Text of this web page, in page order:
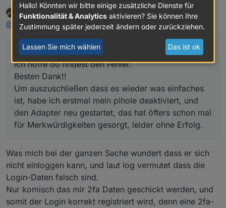
ich hab erst jetzt wieder den Adapter aktiviert, weil
ich mir die Tapo L900-5 installiert habe. Ich kann die
Leds auch schalten, aber die Meldungen machen
abgeschaltet. ich hoffe du findest den Fehler.
Offline
Walter Whiteschrieb am 10. Nov. 2023, 09:38
zuletzt editiert von Walter White 11. Okt. 2023, 10:47
@ christian-5said in Test Adapter TP-Link Tapo:
@ walter-white
ich hoffe du findest den Fehler.
Besten Dank!!
Um auszuschließen dass es wieder was einfaches
ist, habe ich erstmal mein pihole deaktiviert, und
den Adapter neu gestartet, das hat öfters schon mal
für Merkwürdigkeiten gesorgt, leider ohne Erfolg.
Was mich bei der ganzen Sache wundert dass er sich
nicht einloggen kann, und laut log vermutet dass die
Login-Daten falsch sind.
Nur komisch das mir 2fa Daten geschickt werden, und
somit der Login korrekt registriert wird, denn eine 2fa-
Hallo! Könnten wir bitte einige zusätzliche Dienste für
Funktionalität & Analytics aktivieren? Sie können Ihre
Zustimmung später jederzeit ändern oder zurückziehen.
Lassen Sie mich wählen Das ist ok